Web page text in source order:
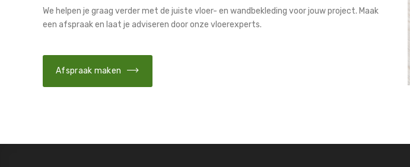
We helpen je graag verder met de juiste vloer- en wandbekleding voor jouw project. Maak
een afspraak en laat je adviseren door onze vloerexperts.
Afspraak maken